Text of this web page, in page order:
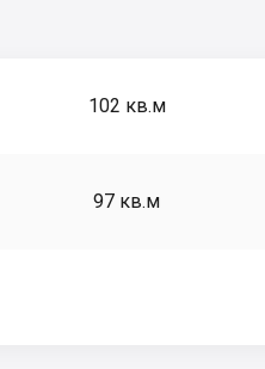
102 кв.м
97 кв.м